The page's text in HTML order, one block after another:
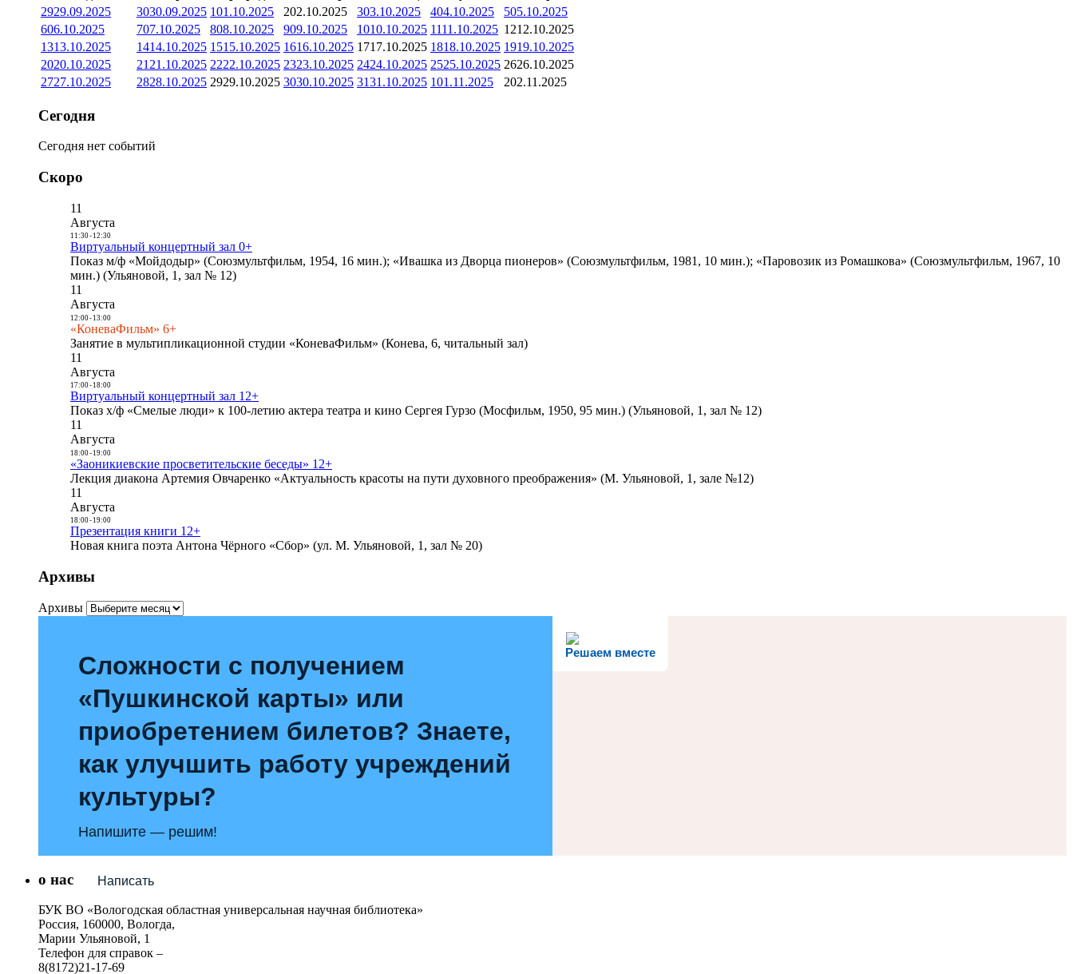
2929.09.2025 3030.09.2025 101.10.2025 202.10.2025 303.10.2025 404.10.2025 505.10.2025
606.10.2025 707.10.2025 808.10.2025 909.10.2025 1010.10.2025 1111.10.2025 1212.10.2025
1313.10.2025 1414.10.2025 1515.10.2025 1616.10.2025 1717.10.2025 1818.10.2025 1919.10.2025
2020.10.2025 21 21.10.2025 2222.10.2025 2323.10.2025 2424.10.2025 2525.10.2025 2626.10.2025
2727.10.2025 2828.10.2025 2929.10.2025 3030.10.2025 3131.10.2025 101.11.2025 202.11.2025
Сегодня
Сегодня нет событий
Скоро
11
Августа
11:30- 12:30
Виртуальный концертный зал 0+
Показ м/ф «Мойдодыр» (Союзмультфильм, 1954, 16 мин.); «Ивашка из Дворца пионеров» (Союзмультфильм, 1981, 10 мин.); «Паровозик из Ромашкова» (Союзмультфильм, 1967, 10
мин.) (Ульяновой, 1, зал № 12)
11
Августа
12:00- 13:00
«КоневаФильм» 6+
Занятие в мультипликационной студии «КоневаФильм» (Конева, 6, читальный зал)
11
Августа
17:00- 18:00
Виртуальный концертный зал 12+
Показ х/ф «Смелые люди» к 100-летию актера театра и кино Сергея Гурзо (Мосфильм, 1950, 95 мин.) (Ульяновой, 1, зал № 12)
11
Августа
18:00- 19:00
«Заоникиевские просветительские беседы» 12+
Лекция диакона Артемия Овчаренко «Актуальность красоты на пути духовного преображения» (М. Ульяновой, 1, зале №12)
11
Августа
18:00- 19:00
Презентация книги 12+
Новая книга поэта Антона Чёрного «Сбор» (ул. М. Ульяновой, 1, зал № 20)
Архивы
Архивы
Решаем вместе
Сложности с получением
«Пушкинской карты» или
приобретением билетов? Знаете,
как улучшить работу учреждений
культуры?
Напишите — решим!
Написать
о нас
БУК ВО «Вологодская областная универсальная научная библиотека»
Россия, 160000, Вологда,
Марии Ульяновой, 1
Телефон для справок –
8(8172)21-17-69